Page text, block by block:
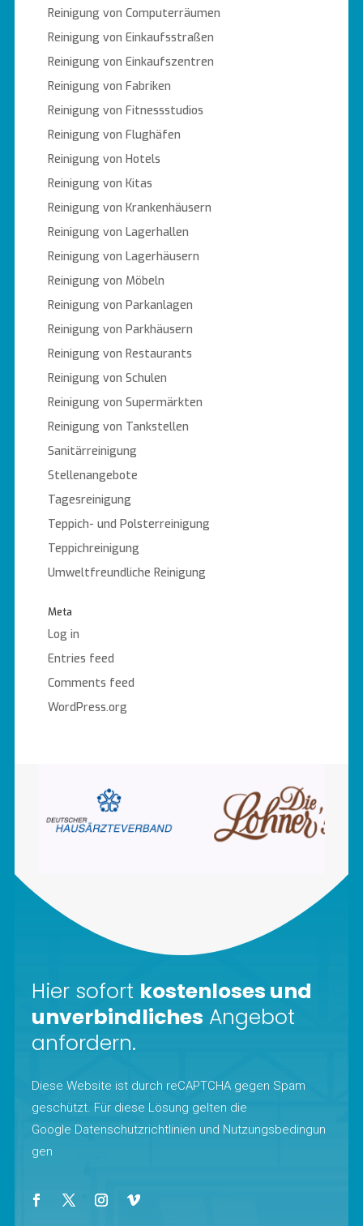
Reinigung von Computerräumen
Reinigung von Einkaufsstraßen
Reinigung von Einkaufszentren
Reinigung von Fabriken
Reinigung von Fitnessstudios
Reinigung von Flughäfen
Reinigung von Hotels
Reinigung von Kitas
Reinigung von Krankenhäusern
Reinigung von Lagerhallen
Reinigung von Lagerhäusern
Reinigung von Möbeln
Reinigung von Parkanlagen
Reinigung von Parkhäusern
Reinigung von Restaurants
Reinigung von Schulen
Reinigung von Supermärkten
Reinigung von Tankstellen
Sanitärreinigung
Stellenangebote
Tagesreinigung
Teppich- und Polsterreinigung
Teppichreinigung
Umweltfreundliche Reinigung
Meta
Log in
Entries feed
Comments feed
WordPress.org
Hier sofort kostenloses und
unverbindliches Angebot
anfordern.
Diese Website ist durch reCAPTCHA gegen Spam
geschützt. Für diese Lösung gelten die
Google Datenschutzrichtlinien und Nutzungsbedingun
gen